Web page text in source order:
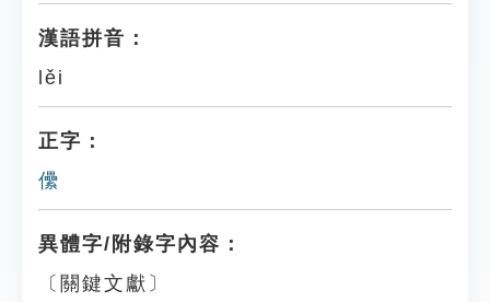
漢語拼音：
lěi
正字：
儽
異體字/附錄字內容：
〔關鍵文獻〕